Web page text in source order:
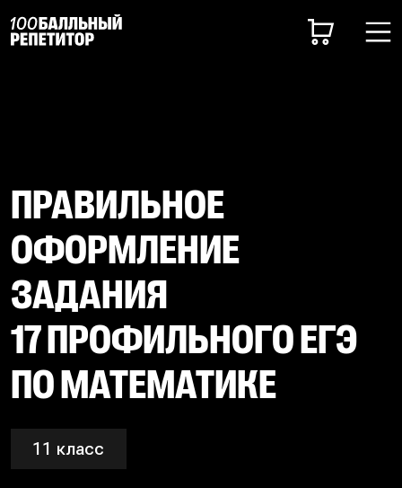
ПРАВИЛЬНОЕ
ОФОРМЛЕНИЕ
ЗАДАНИЯ
17 ПРОФИЛЬНОГО ЕГЭ
ПО МАТЕМАТИКЕ
11 класс